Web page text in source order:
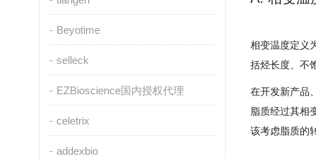
Beyotime
selleck
EZBioscience国内授权代理
celetrix
addexbio
相变温度定义
括烃长度、不
在开发新产品
脂质经过其相
该考虑脂质的